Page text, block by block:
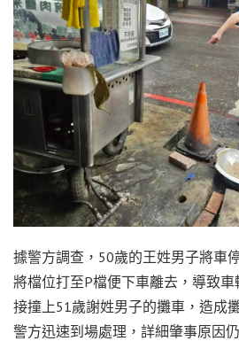
據警方調查，50歲的王姓男子將車
將檔位打至P檔便下車離去，導致
接撞上51歲謝姓男子的攤車，造成
警方迅速到場處理，詳細肇事原因